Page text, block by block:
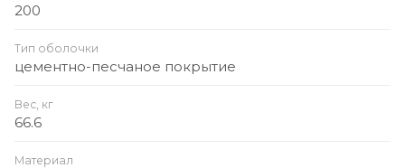
200
Тип оболочки
цементно-песчаное покрытие
Вес, кг
66.6
Материал